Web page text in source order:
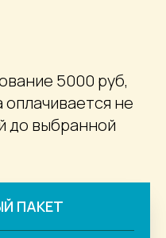
5000 руб,
не
до выбранной
ПАКЕТ